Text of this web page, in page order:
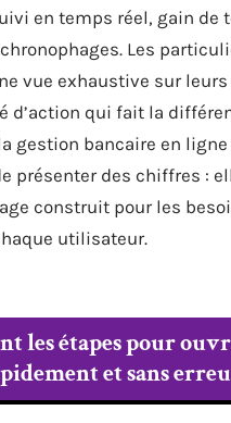
en temps réel, gain de
Les
vue exhaustive sur
d’action qui fait la
gestion bancaire en ligne
présenter des chiffres :
construit pour les
utilisateur.
les étapes pour
et sans